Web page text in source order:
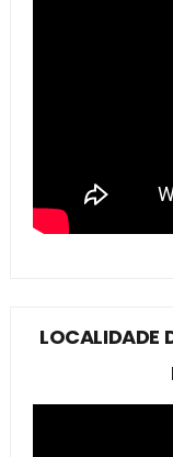
LOCALIDADE